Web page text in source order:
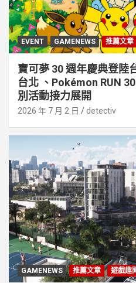
EVENT GAMENEWS 推薦文章
寶可夢 30 週年慶典登
台北 、Pokémon RUN
別活動接⼒展開
2026 年 7 月 2 日 detectiv
GAMENEWS 推薦文章 遊戲趣